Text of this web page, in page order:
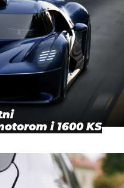
i 1600 KS